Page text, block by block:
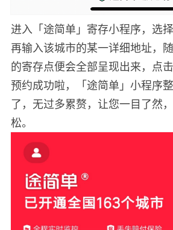
进入「途简单」寄存小程序，选择
再输入该城市的某一详细地址，
的寄存点便会全部呈现出来，点
预约成功啦，「途简单」小程序
了，无过多累赘，让您一目了然
松。